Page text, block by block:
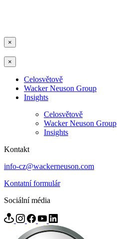
×
×
Celosvětově
Wacker Neuson Group
Insights
Celosvětově
Wacker Neuson Group
Insights
Kontakt
info-cz@wackerneuson.com
Kontatní formulár
Sociální média